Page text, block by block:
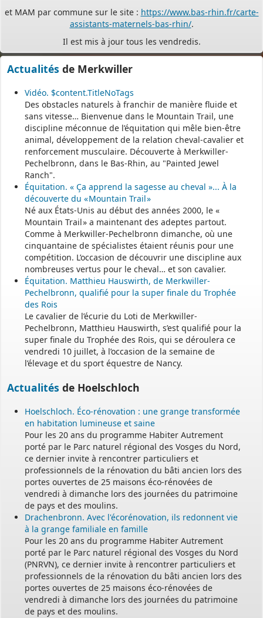
assistants-maternels-bas-rhin/ .
Il est mis à jour tous les vendredis.
https://monenfant.fr/de la CAF présente les disponibilités
des assistants maternels.
Permanence mairie
Le secrétariat est fermé le samedi matin.
Une permanence est assurée par le maire, sur rendez-vous.
Actualités de Merkwiller
Vidéo. $content.TitleNoTags
Des obstacles naturels à franchir de manière fluide et
sans vitesse… Bienvenue dans le Mountain Trail, une
discipline méconnue de l’équitation qui mêle bien-être
animal, développement de la relation cheval-cavalier et
renforcement musculaire. Découverte à Merkwiller-
Pechelbronn, dans le Bas-Rhin, au "Painted Jewel
Ranch".
Équitation. « Ça apprend la sagesse au cheval »... À la
découverte du « Mountain Trail »
Né aux États-Unis au début des années 2000, le «
Mountain Trail » a maintenant des adeptes partout.
Comme à Merkwiller-Pechelbronn dimanche, où une
cinquantaine de spécialistes étaient réunis pour une
compétition. L’occasion de découvrir une discipline aux
nombreuses vertus pour le cheval… et son cavalier.
Équitation. Matthieu Hauswirth, de Merkwiller-
Pechelbronn, qualifié pour la super finale du Trophée
des Rois
Le cavalier de l’écurie du Loti de Merkwiller-
Pechelbronn, Matthieu Hauswirth, s’est qualifié pour la
super finale du Trophée des Rois, qui se déroulera ce
vendredi 10 juillet, à l’occasion de la semaine de
l’élevage et du sport équestre de Nancy.
Actualités de Hoelschloch
Hoelschloch. Éco-rénovation : une grange transformée
en habitation lumineuse et saine
Pour les 20 ans du programme Habiter Autrement
porté par le Parc naturel régional des Vosges du Nord,
ce dernier invite à rencontrer particuliers et
professionnels de la rénovation du bâti ancien lors des
portes ouvertes de 25 maisons éco-rénovées de
vendredi à dimanche lors des journées du patrimoine
de pays et des moulins.
Drachenbronn. Avec l'écorénovation, ils redonnent vie
à la grange familiale en famille
Pour les 20 ans du programme Habiter Autrement
porté par le Parc naturel régional des Vosges du Nord
(PNRVN), ce dernier invite à rencontrer particuliers et
professionnels de la rénovation du bâti ancien lors des
portes ouvertes de 25 maisons éco-rénovées de
vendredi à dimanche lors des journées du patrimoine
de pays et des moulins.